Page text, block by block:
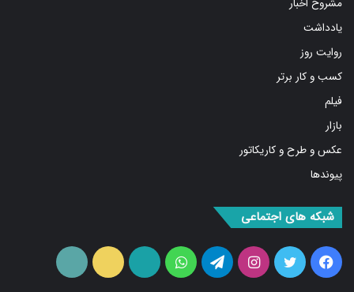
یادداشت
روایت روز
کسب و کار برتر
فیلم
بازار
عکس و طرح و کاریکاتور
پیوندها
فیس
بوک
توییتراینستاگرامتلگرامواتس
آپ
آپارات ایتا